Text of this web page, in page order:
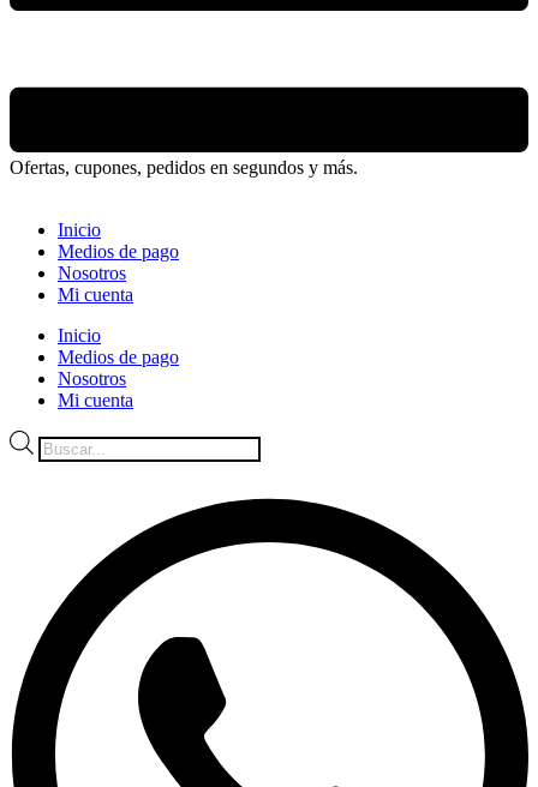
Ofertas, cupones, pedidos en segundos y más.
Inicio
Medios de pago
Nosotros
Mi cuenta
Inicio
Medios de pago
Nosotros
Mi cuenta
Búsqueda
de